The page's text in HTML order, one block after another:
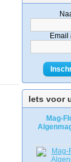
Email
Iets voor
Mag-